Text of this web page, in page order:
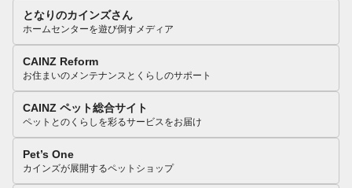
となりのカインズさん
ホームセンターを遊び倒すメディア
CAINZ Reform
お住まいのメンテナンスとくらしのサポート
CAINZ ペット総合サイト
ペットとのくらしを彩るサービスをお届け
Pet’s One
カインズが展開するペットショップ